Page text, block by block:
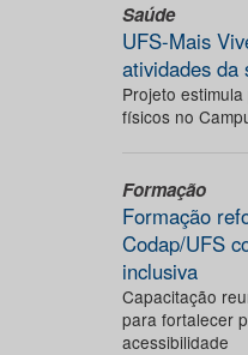
Saúde
UFS-Mais
atividades da
Projeto
físicos no
Formação
Formação
Codap/UFS
inclusiva
Capacitação
para fortalecer
acessibilidade